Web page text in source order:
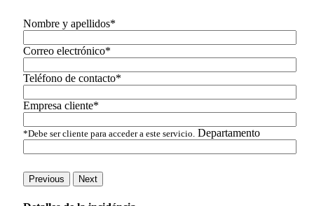
Nombre y apellidos*
Correo electrónico*
Teléfono de contacto*
Empresa cliente*
*Debe ser cliente para acceder a este servicio. Departamento
Previous Next